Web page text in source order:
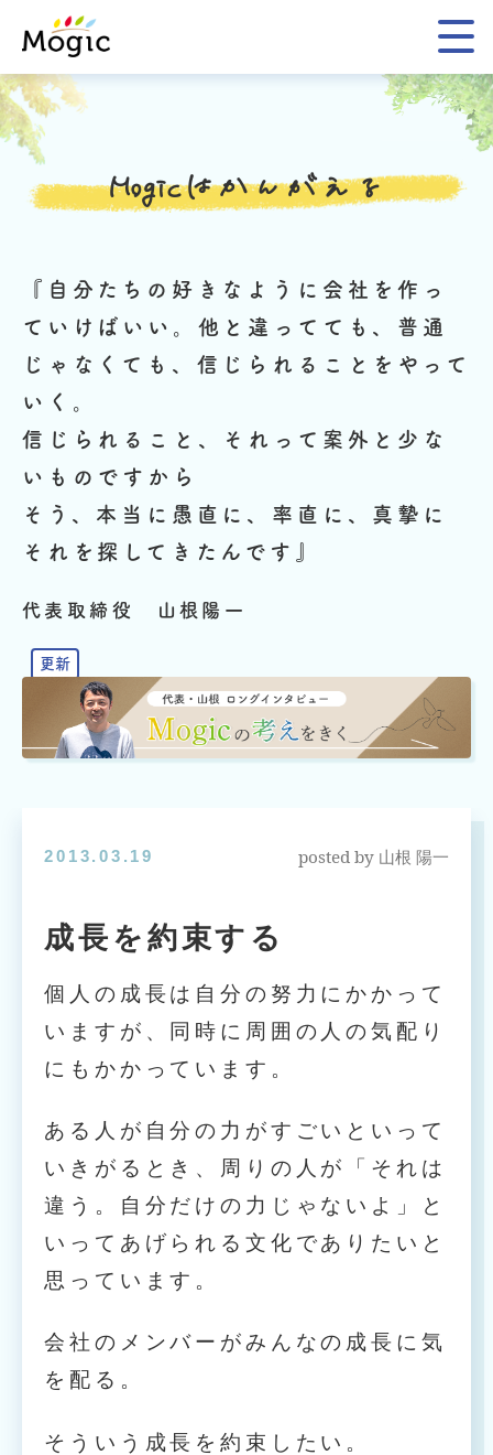
Mogic
Mogicはかんがえる
『自分たちの好きなように会社を作っ
ていけばいい。 他と違ってても、普通
じゃなくても、信じられることをやって
いく。
信じられること、それって案外と少な
いものですから
そう、本当に愚直に、率直に、真摯に
それを探してきたんです』
代表取締役 山根陽一
2013.03.19 posted by 山根 陽一
成長を約束する
個人の成長は自分の努力にかかって
いますが、同時に周囲の人の気配り
にもかかっています。
ある人が自分の力がすごいといって
いきがるとき、周りの人が「それは
違う。自分だけの力じゃないよ」と
いってあげられる文化でありたいと
思っています。
会社のメンバーがみんなの成長に気
を配る。
そういう成長を約束したい。